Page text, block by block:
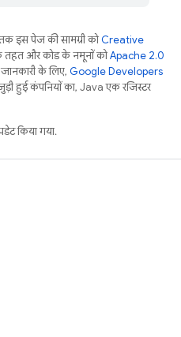
इस पेज की सामग्री कोCreative
तहत और कोड के नमूनों कोApache 2.0
के लिए, Google Developers
हुई कंपनियों का, Java एक रजिस्टर
किया गया.